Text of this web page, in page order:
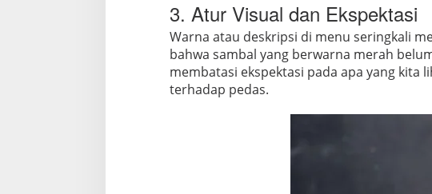
3. Atur Visual dan Ekspektasi
Warna atau deskripsi di menu seringkali
bahwa sambal yang berwarna merah
membatasi ekspektasi pada apa yang kita
terhadap pedas.